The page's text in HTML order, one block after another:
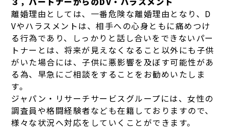
離婚理由としては、一番危険な離婚理由となり、D
Vやハラスメントは、相手への心身ともに痛めつけ
る行為であり、しっかりと話し合いをできないパー
トナーとは、将来が見えなくなること以外にも子供
がいた場合には、子供に悪影響を及ぼす可能性があ
る為、早急にご相談をすることをお勧めいたしま
す。
ジャパン・リサーチサービスグループには、女性の
調査員や格闘経験者なども在籍しておりますので、
様々な状況へ対応をしていくことができます。